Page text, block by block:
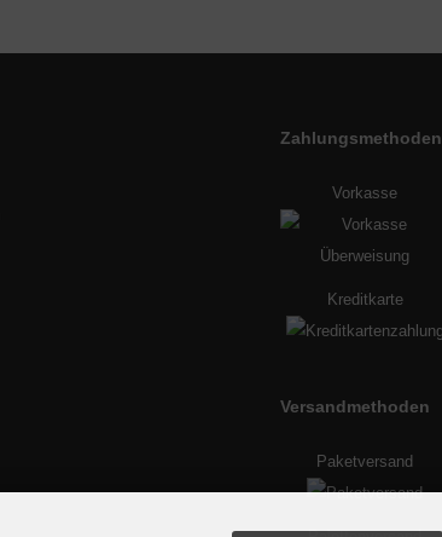
Zahlungsmethoden
Vorkasse
Kreditkarte
Versandmethoden
Paketversand